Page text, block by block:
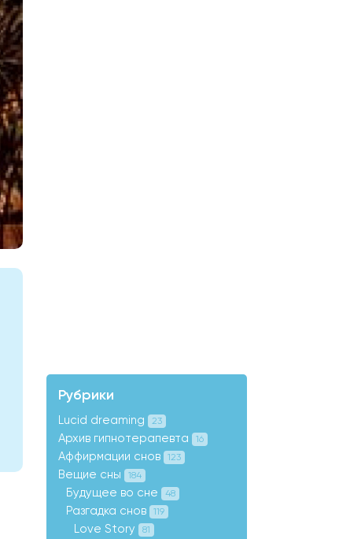
Рубрики
Lucid dreaming 23
Архив гипнотерапевта 16
Аффирмации снов 123
Вещие сны 184
Будущее во сне 48
Разгадка снов 119
Love Story 81